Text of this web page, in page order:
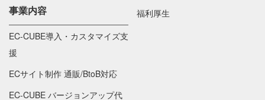
事業内容
EC-CUBE導入・カスタマイズ支
援
ECサイト制作 通販/BtoB対応
EC-CUBE バージョンアップ代
福利厚生